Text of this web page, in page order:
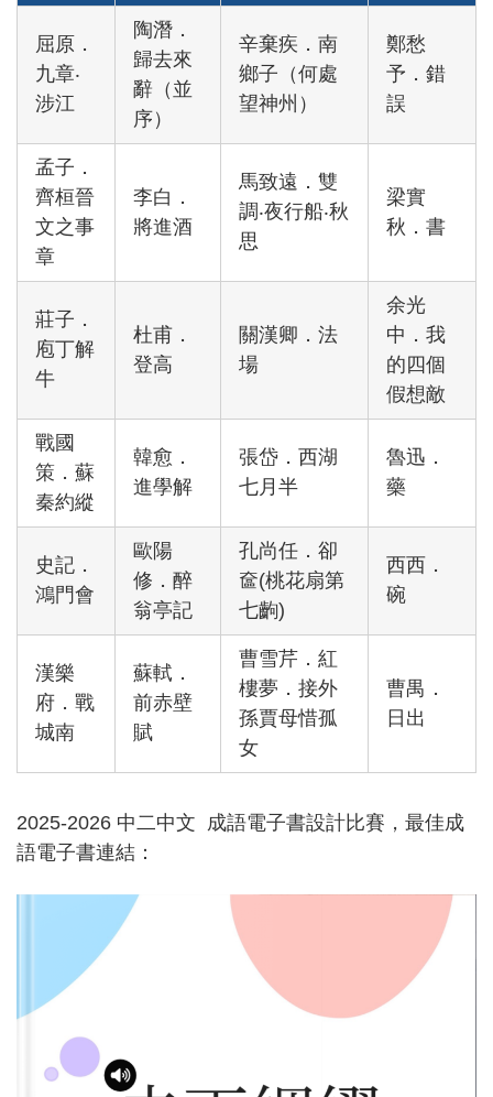
屈原．
九章‧
涉江
陶潛．
歸去來
辭（並
序）
辛棄疾．南
鄉子（何處
望神州）
鄭愁
予．錯
誤
孟子．
齊桓晉
文之事
章
李白．
將進酒
馬致遠．雙
調‧夜行船‧秋
思
梁實
秋．書
莊子．
庖丁解
牛
杜甫．
登高
關漢卿．法
場
余光
中．我
的四個
假想敵
戰國
策．蘇
秦約縱
韓愈．
進學解
張岱．西湖
七月半
魯迅．
藥
史記．
鴻門會
歐陽
修．醉
翁亭記
孔尚任．卻
奩(桃花扇第
七齣)
西西．
碗
漢樂
府．戰
城南
蘇軾．
前赤壁
賦
曹雪芹．紅
樓夢．接外
孫賈母惜孤
女
曹禺．
日出
2025-2026 中二中文 成語電子書設計比賽，最佳成
語電子書連結：